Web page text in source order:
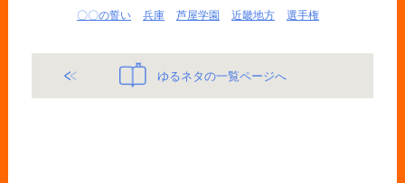
〇〇の誓い 兵庫 芦屋学園 近畿地方 選手権
ゆるネタの一覧ページへ